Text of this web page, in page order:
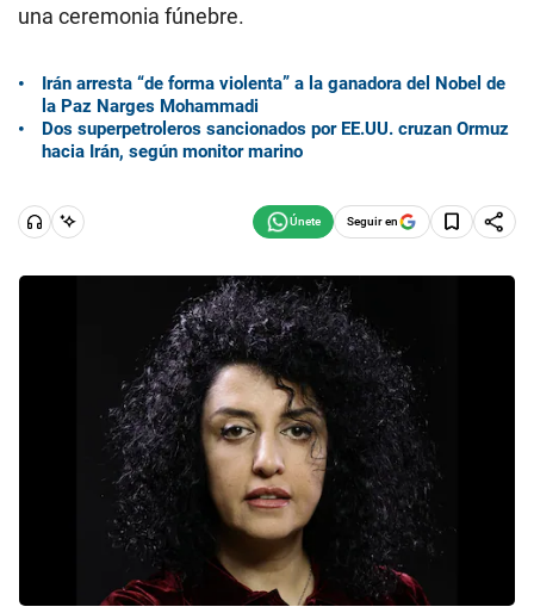
una ceremonia fúnebre.
Irán arresta “de forma violenta” a la ganadora del Nobel de
la Paz Narges Mohammadi
Dos superpetroleros sancionados por EE.UU. cruzan Ormuz
hacia Irán, según monitor marino
Seguir en